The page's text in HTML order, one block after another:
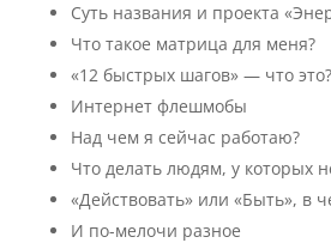
Суть названия и проекта
Что такое матрица для меня?
«12 быстрых шагов» — что это?
Интернет флешмобы
Над чем я сейчас работаю?
Что делать людям, у которых
«Действовать» или «Быть», в
И по-мелочи разное